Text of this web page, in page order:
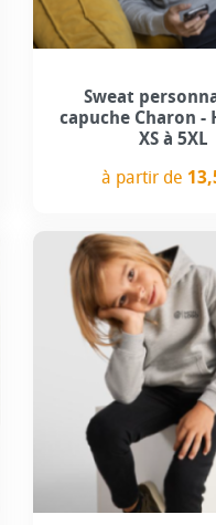
Sweat
capuche Charon -
XS à 5XL
à partir de